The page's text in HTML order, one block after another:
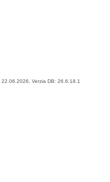
Verzia DB: 26.6.18.1